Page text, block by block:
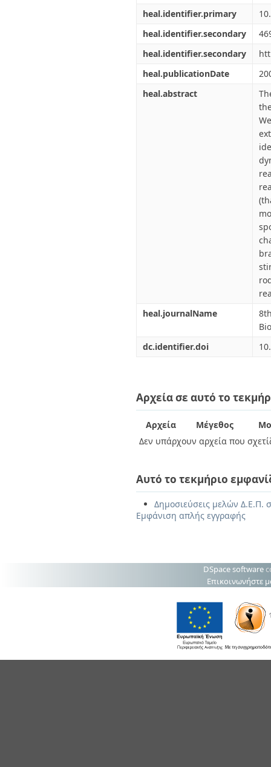
heal.identifier.primary
heal.identifier.secondary
heal.identifier.secondary
heal.publicationDate
heal.abstract
heal.journalName
dc.identifier.doi
Αρχεία σε αυτό το
Αρχεία Μέγεθος
Δεν υπάρχουν αρχεία που
Αυτό το τεκμήριο
Δημοσιεύσεις μελών Δ.Ε.Π.
Εμφάνιση απλής εγγραφής
DSpace software
Επικοινωνήστε